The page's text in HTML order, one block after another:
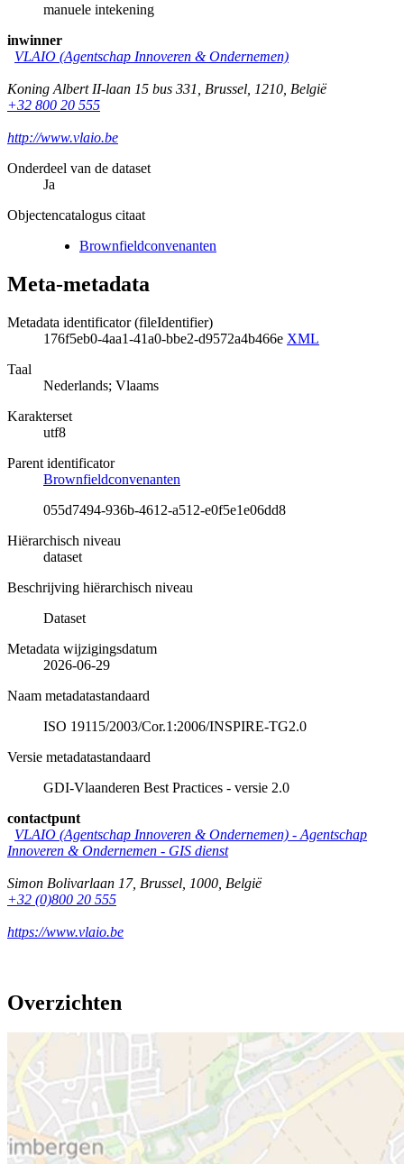
manuele intekening
inwinner
VLAIO (Agentschap Innoveren & Ondernemen)
Koning Albert II-laan 15 bus 331 Brussel 1210 België
+32 800 20 555
http://www.vlaio.be
Onderdeel van de dataset
Ja
Objectencatalogus citaat
Brownfieldconvenanten
Meta-metadata
Metadata identificator (fileIdentifier)
176f5eb0-4aa1-41a0-bbe2-d9572a4b466e XML
Taal
Nederlands; Vlaams
Karakterset
utf8
Parent identificator
Brownfieldconvenanten
055d7494-936b-4612-a512-e0f5e1e06dd8
Hiërarchisch niveau
dataset
Beschrijving hiërarchisch niveau
Dataset
Metadata wijzigingsdatum
2026-06-29
Naam metadatastandaard
ISO 19115/2003/Cor.1:2006/INSPIRE-TG2.0
Versie metadatastandaard
GDI-Vlaanderen Best Practices - versie 2.0
contactpunt
VLAIO (Agentschap Innoveren & Ondernemen) - Agentschap
Innoveren & Ondernemen - GIS dienst
Simon Bolivarlaan 17, Brussel 1000 België
+32 (0)800 20 555
https://www.vlaio.be
Overzichten